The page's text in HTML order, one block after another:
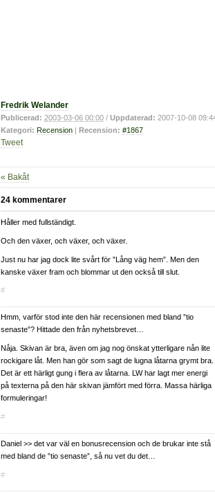
Fredrik Welander
Publicerad: 2003-03-06 00:00 / Uppdaterad: 2007-10-08
Kategori: Recension | Recension: #1867
Tweet
« Bakåt
24 kommentarer
Håller med fullständigt.
Och den växer, och växer, och växer.
Just nu har jag dock lite svårt för ”Lång väg hem”. Men den
kanske växer fram och blommar ut den också till slut.
#
Hmm, varför stod inte den här recensionen med bland ”tio
senaste”? Hittade den från nyhetsbrevet…
Nåja. Skivan är bra, även om jag nog önskat ytterligare nån lite
rockigare låt. Men han gör som sagt de lugna låtarna grymt bra.
Det är ett härligt gung i flera av låtarna. LW har lagt mer energi
på texterna på den här skivan jämfört med förra. Massa härliga
formuleringar!
#
Daniel >> det var väl en bonusrecension och de brukar inte stå
med bland de ”tio senaste”, så nu vet du det…
#